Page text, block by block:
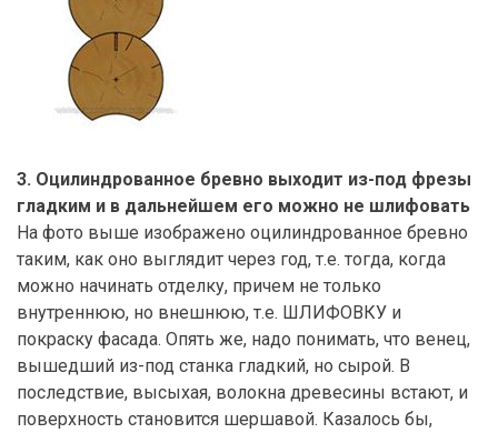
3. Оцилиндрованное бревно выходит из-под фрезы
гладким и в дальнейшем его можно не шлифовать
На фото выше изображено оцилиндрованное бревно
таким, как оно выглядит через год, т.е. тогда, когда
можно начинать отделку, причем не только
внутреннюю, но внешнюю, т.е. ШЛИФОВКУ и
покраску фасада. Опять же, надо понимать, что венец,
вышедший из-под станка гладкий, но сырой. В
последствие, высыхая, волокна древесины встают, и
поверхность становится шершавой. Казалось бы,